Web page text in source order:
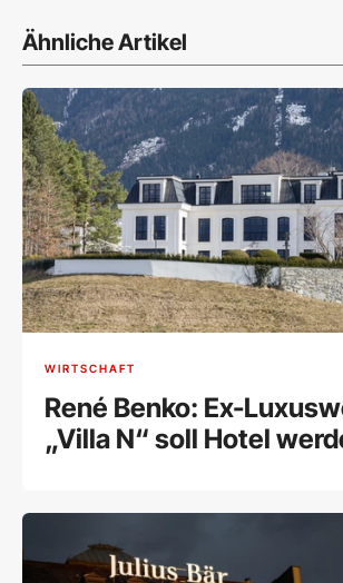
Ähnliche Artikel
WIRTSCHAFT
René Benko: Ex-
„Villa N“ soll Hotel